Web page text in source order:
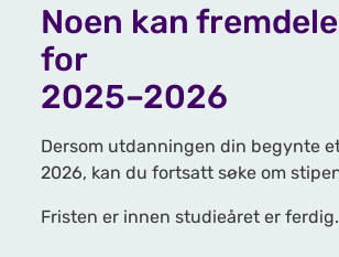
Noen kan
for
2025–2026
Dersom utdanningen din begynte
2026, kan du fortsatt søke om
Fristen er innen studieåret er ferdig.